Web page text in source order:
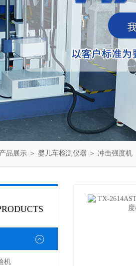
产品展示 ＞ 婴儿车检测仪器 ＞ 冲击强度机
机